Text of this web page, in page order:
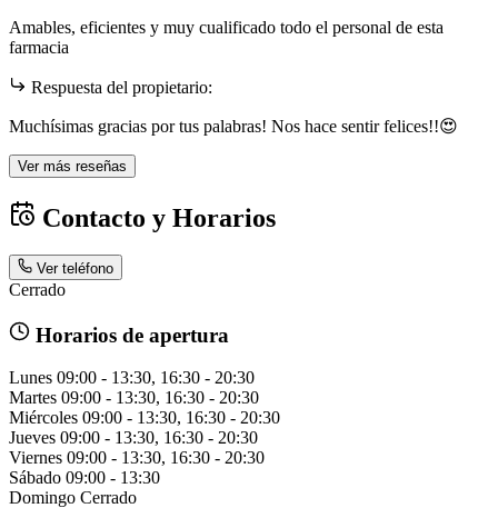
Amables, eficientes y muy cualificado todo el personal de esta
farmacia
Respuesta del propietario:
Muchísimas gracias por tus palabras! Nos hace sentir felices!!😍
Ver más reseñas
Contacto y Horarios
Ver teléfono
Cerrado
Horarios de apertura
Lunes 09:00 - 13:30, 16:30 - 20:30
Martes 09:00 - 13:30, 16:30 - 20:30
Miércoles 09:00 - 13:30, 16:30 - 20:30
Jueves 09:00 - 13:30, 16:30 - 20:30
Viernes 09:00 - 13:30, 16:30 - 20:30
Sábado 09:00 - 13:30
Domingo Cerrado